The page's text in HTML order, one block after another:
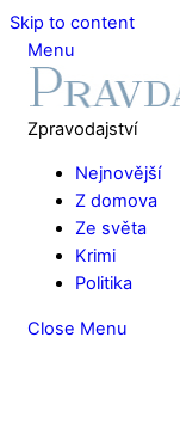
Skip to content
Menu
Zpravodajství
Nejnovější
Z domova
Ze světa
Krimi
Politika
Close Menu